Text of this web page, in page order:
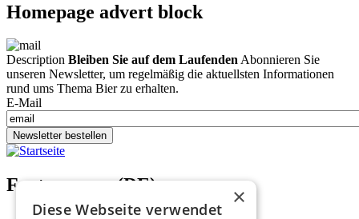
Homepage advert block
Description Bleiben Sie auf dem LaufendenAbonnieren Sie
unseren Newsletter, um regelmäßig die aktuellsten Informationen
rund ums Thema Bier zu erhalten.
E-Mail
Newsletter bestellen
Footer menu (DE) ×
Diese Webseite verwendet